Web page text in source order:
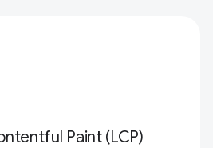
Paint (LCP)